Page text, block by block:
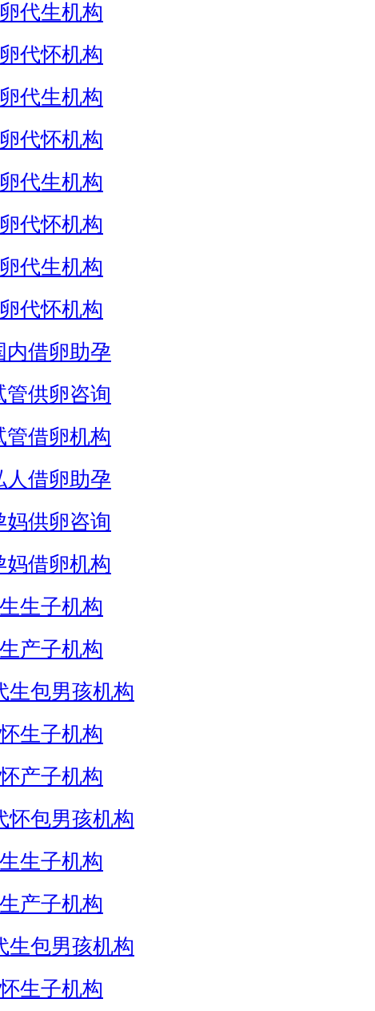
代生机构
代怀机构
代生机构
代怀机构
代生机构
代怀机构
代生机构
代怀机构
内借卵助孕
管供卵咨询
管借卵机构
人借卵助孕
妈供卵咨询
妈借卵机构
生子机构
产子机构
生包男孩机构
生子机构
产子机构
怀包男孩机构
生子机构
产子机构
生包男孩机构
生子机构